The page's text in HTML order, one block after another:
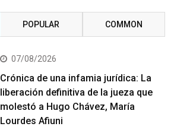
POPULAR COMMON
07/08/2026
Crónica de una infamia jurídica: La
liberación definitiva de la jueza que
molestó a Hugo Chávez, María
Lourdes Afiuni